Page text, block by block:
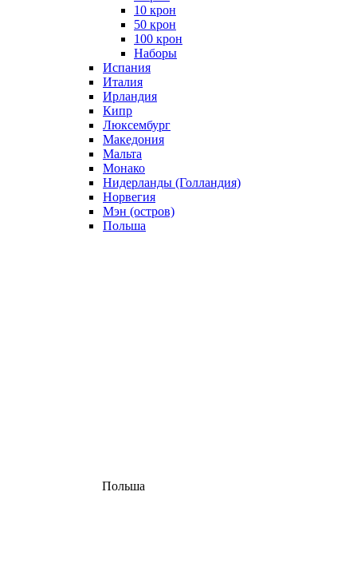
10 крон
50 крон
100 крон
Наборы
Испания
Италия
Ирландия
Кипр
Люксембург
Македония
Мальта
Монако
Нидерланды (Голландия)
Норвегия
Мэн (остров)
Польша
Польша